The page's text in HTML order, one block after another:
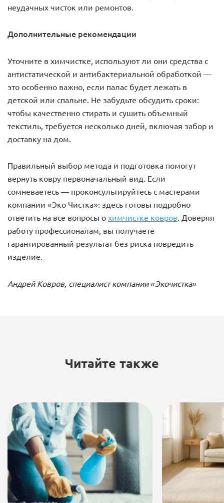
неудачных чисток или ремонтов.
Дополнительные рекомендации
Уточните в химчистке, используют ли они средства с
антистатической и антибактериальной обработкой —
это особенно важно, если палас будет лежать в
детской или спальне. Не забудьте обсудить сроки:
чтобы качественно стирать и сушить объемный
текстиль, требуется несколько дней, включая забор и
доставку на дом.
Правильный выбор метода и подготовка помогут
вернуть ковру первоначальный вид. Если
сомневаетесь — проконсультируйтесь с мастерами
компании «Эко Чистка»: здесь готовы подробно
ответить на все вопросы о химчистке ковров. Доверяя
работу профессионалам, вы получаете
гарантированный результат без риска повредить
изделие.
Андрей Ковров, специалист компании «Экочистка»
Читайте также